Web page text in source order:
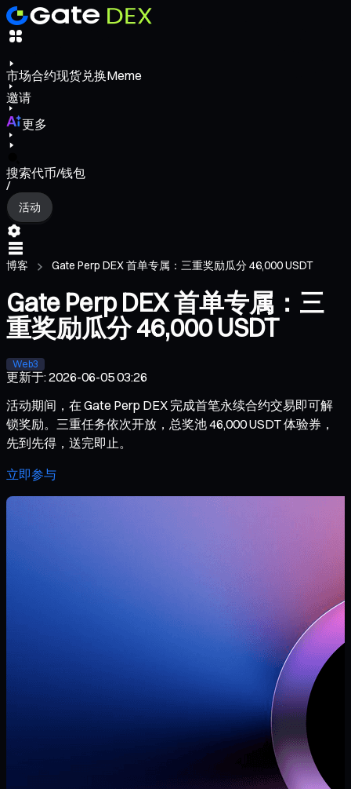
市场合约现货兑换Meme
邀请
更多
搜索代币/钱包
/
活动
博客 Gate Perp DEX 首单专属：三重奖励瓜分 46,000 USDT
Gate Perp DEX 首单专属：三
重奖励瓜分 46,000 USDT
Web3
更新于:2026-06-05 03:26
活动期间，在 Gate Perp DEX 完成首笔永续合约交易即可解
锁奖励。三重任务依次开放，总奖池 46,000 USDT 体验券，
先到先得，送完即止。
立即参与